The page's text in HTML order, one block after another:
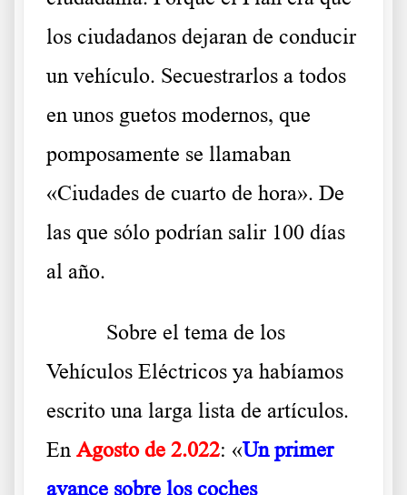
los ciudadanos dejaran de conducir
un vehículo. Secuestrarlos a todos
en unos guetos modernos, que
pomposamente se llamaban
«Ciudades de cuarto de hora». De
las que sólo podrían salir 100 días
al año.
Sobre el tema de los
Vehículos Eléctricos ya habíamos
escrito una larga lista de artículos.
En Agosto de 2.022: «Un primer
avance sobre los coches